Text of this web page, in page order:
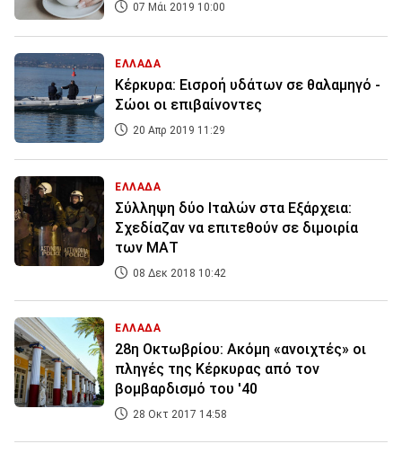
07 Μάι 2019 10:00
ΕΛΛΑΔΑ
Κέρκυρα: Εισροή υδάτων σε θαλαμηγό -
Σώοι οι επιβαίνοντες
20 Απρ 2019 11:29
ΕΛΛΑΔΑ
Σύλληψη δύο Ιταλών στα Εξάρχεια:
Σχεδίαζαν να επιτεθούν σε διμοιρία
των ΜΑΤ
08 Δεκ 2018 10:42
ΕΛΛΑΔΑ
28η Οκτωβρίου: Ακόμη «ανοιχτές» οι
πληγές της Κέρκυρας από τον
βομβαρδισμό του '40
28 Οκτ 2017 14:58